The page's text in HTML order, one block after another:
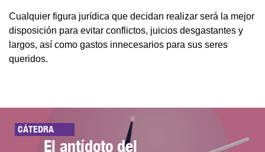
Cualquier figura jurídica que decidan realizar será la mejor
disposición para evitar conflictos, juicios desgastantes y
largos, así como gastos innecesarios para sus seres
queridos.
CÁTEDRA
El antídoto del